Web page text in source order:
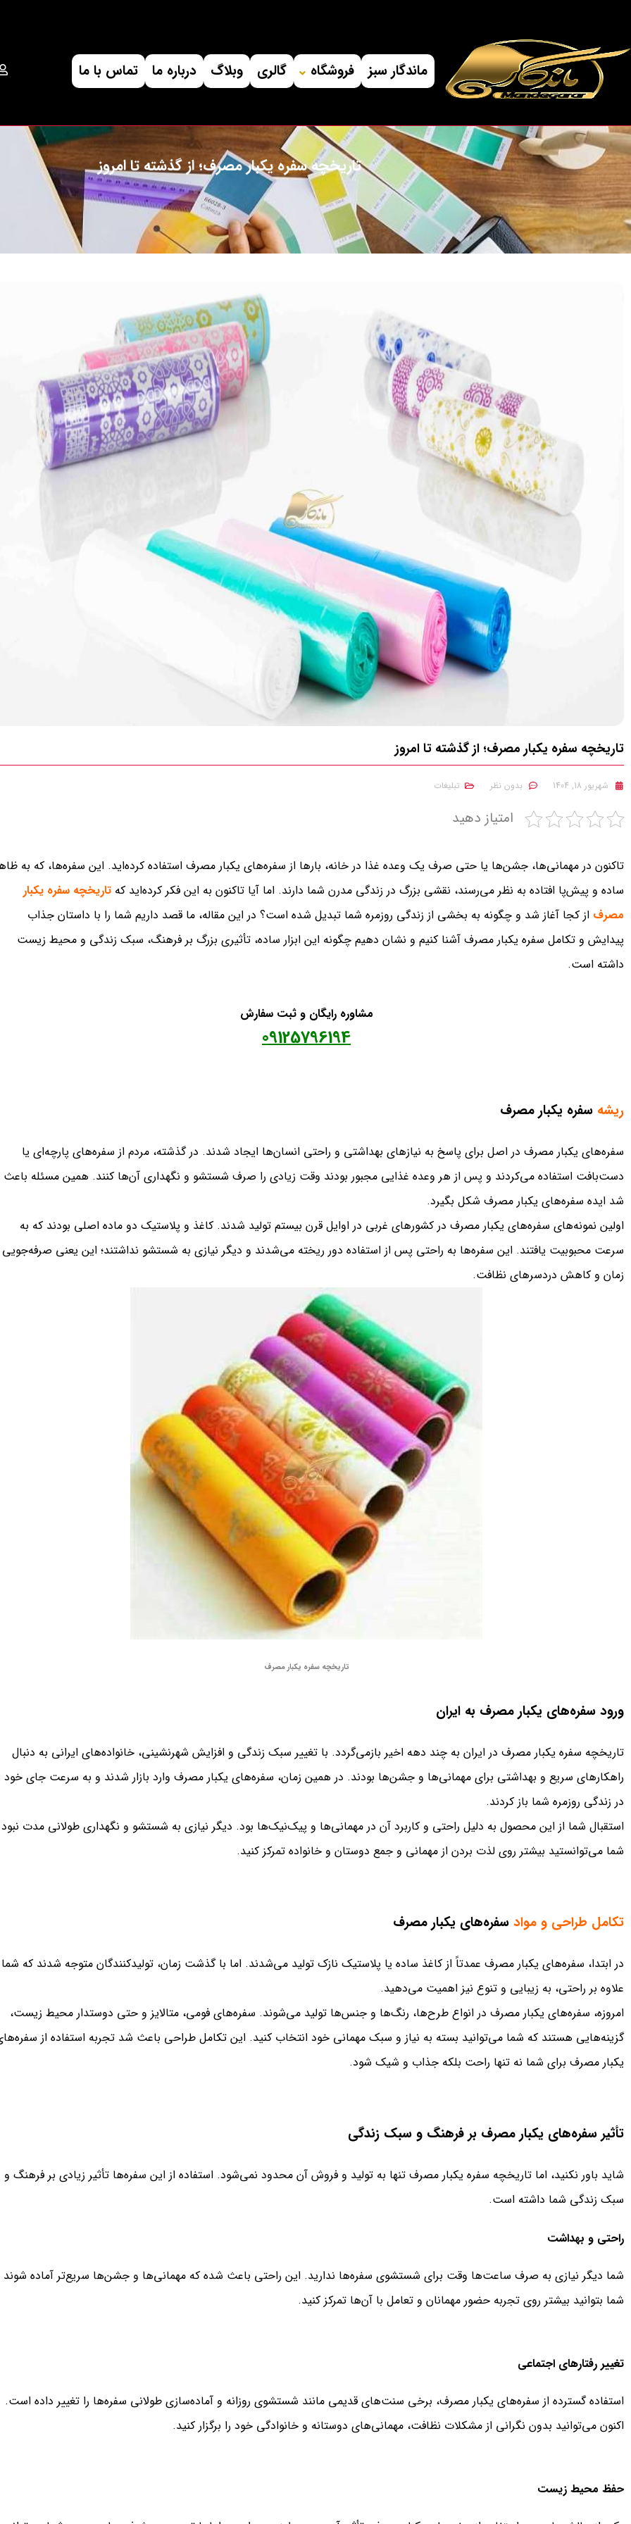
ماندگار سبز فروشگاه گالری وبلاگ درباره ما تماس با ما
تاریخچه سفره یکبار مصرف؛ از گذشته تا امروز
تاریخچه سفره یکبار مصرف؛ از گذشته تا امروز
شهریور 18, 1404 بدون نظر تبلیغات
امتیاز دهید
تاکنون در مهمانی‌ها، جشن‌ها یا حتی صرف یک وعده غذا در خانه، بارها از سفره‌های یکبار مصرف استفاده کرده‌اید. این سفره‌ها، که به
ساده و پیش‌پا افتاده به نظر می‌رسند، نقشی بزرگ در زندگی مدرن شما دارند. اما آیا تاکنون به این فکر کرده‌اید که تاریخچه سفره یکبار
مصرف از کجا آغاز شد و چگونه به بخشی از زندگی روزمره شما تبدیل شده است؟ در این مقاله، ما قصد داریم شما را با داستان جذاب
پیدایش و تکامل سفره یکبار مصرف آشنا کنیم و نشان دهیم چگونه این ابزار ساده، تأثیری بزرگ بر فرهنگ، سبک زندگی و محیط زیست
داشته است.
مشاوره رایگان و ثبت سفارش
09125796194
ریشه‌ سفره یکبار مصرف
سفره‌های یکبار مصرف در اصل برای پاسخ به نیازهای بهداشتی و راحتی انسان‌ها ایجاد شدند. در گذشته، مردم از سفره‌های پارچه‌ای یا
دست‌بافت استفاده می‌کردند و پس از هر وعده غذایی مجبور بودند وقت زیادی را صرف شستشو و نگهداری آن‌ها کنند. همین مسئله باعث
شد ایده سفره‌های یکبار مصرف شکل بگیرد.
اولین نمونه‌های سفره‌های یکبار مصرف در کشورهای غربی در اوایل قرن بیستم تولید شدند. کاغذ و پلاستیک دو ماده اصلی بودند که به
سرعت محبوبیت یافتند. این سفره‌ها به راحتی پس از استفاده دور ریخته می‌شدند و دیگر نیازی به شستشو نداشتند؛ این یعنی صرفه‌جویی
زمان و کاهش دردسرهای نظافت.
تاریخچه سفره یکبار مصرف
ورود سفره‌های یکبار مصرف به ایران
تاریخچه سفره یکبار مصرف در ایران به چند دهه اخیر بازمی‌گردد. با تغییر سبک زندگی و افزایش شهرنشینی، خانواده‌های ایرانی به دنبال
راهکارهای سریع و بهداشتی برای مهمانی‌ها و جشن‌ها بودند. در همین زمان، سفره‌های یکبار مصرف وارد بازار شدند و به سرعت جای خود
در زندگی روزمره شما باز کردند.
استقبال شما از این محصول به دلیل راحتی و کاربرد آن در مهمانی‌ها و پیک‌نیک‌ها بود. دیگر نیازی به شستشو و نگهداری طولانی مدت
شما می‌توانستید بیشتر روی لذت بردن از مهمانی و جمع دوستان و خانواده تمرکز کنید.
تکامل طراحی و مواد سفره‌های یکبار مصرف
در ابتدا، سفره‌های یکبار مصرف عمدتاً از کاغذ ساده یا پلاستیک نازک تولید می‌شدند. اما با گذشت زمان، تولیدکنندگان متوجه شدند که شما
علاوه بر راحتی، به زیبایی و تنوع نیز اهمیت می‌دهید.
امروزه، سفره‌های یکبار مصرف در انواع طرح‌ها، رنگ‌ها و جنس‌ها تولید می‌شوند. سفره‌های فومی، متالایز و حتی دوستدار محیط زیست،
گزینه‌هایی هستند که شما می‌توانید بسته به نیاز و سبک مهمانی خود انتخاب کنید. این تکامل طراحی باعث شد تجربه استفاده از
یکبار مصرف برای شما نه تنها راحت بلکه جذاب و شیک شود.
تأثیر سفره‌های یکبار مصرف بر فرهنگ و سبک زندگی
شاید باور نکنید، اما تاریخچه سفره یکبار مصرف تنها به تولید و فروش آن محدود نمی‌شود. استفاده از این سفره‌ها تأثیر زیادی بر فرهنگ و
سبک زندگی شما داشته است.
راحتی و بهداشت
شما دیگر نیازی به صرف ساعت‌ها وقت برای شستشوی سفره‌ها ندارید. این راحتی باعث شده که مهمانی‌ها و جشن‌ها سریع‌تر آماده شوند
شما بتوانید بیشتر روی تجربه حضور مهمانان و تعامل با آن‌ها تمرکز کنید.
تغییر رفتارهای اجتماعی
استفاده گسترده از سفره‌های یکبار مصرف، برخی سنت‌های قدیمی مانند شستشوی روزانه و آماده‌سازی طولانی سفره‌ها را تغییر داده است.
اکنون می‌توانید بدون نگرانی از مشکلات نظافت، مهمانی‌های دوستانه و خانوادگی خود را برگزار کنید.
حفظ محیط زیست